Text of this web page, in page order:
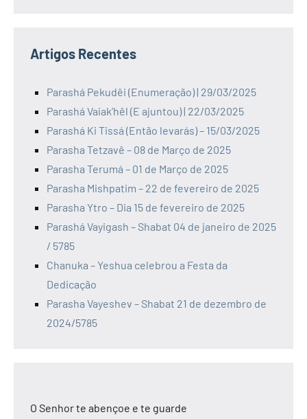
Artigos Recentes
Parashá Pekudêi (Enumeração) | 29/03/2025
Parashá Vaiak’hêl (E ajuntou) | 22/03/2025
Parashá Ki Tissá (Então levarás) – 15/03/2025
Parasha Tetzavê – 08 de Março de 2025
Parasha Terumá – 01 de Março de 2025
Parasha Mishpatim – 22 de fevereiro de 2025
Parasha Ytro – Dia 15 de fevereiro de 2025
Parashá Vayigash – Shabat 04 de janeiro de 2025
/ 5785
Chanuka – Yeshua celebrou a Festa da
Dedicação
Parasha Vayeshev – Shabat 21 de dezembro de
2024/5785
O Senhor te abençoe e te guarde